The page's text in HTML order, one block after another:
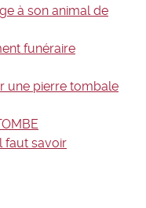
à son animal de
funéraire
une pierre tombale
faut savoir